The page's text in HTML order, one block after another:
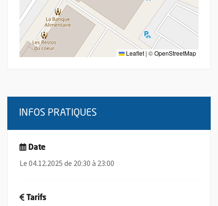
Leaflet | ©OpenStreetMap
INFOS PRATIQUES
Date
Le 04.12.2025 de 20:30 à 23:00
Tarifs